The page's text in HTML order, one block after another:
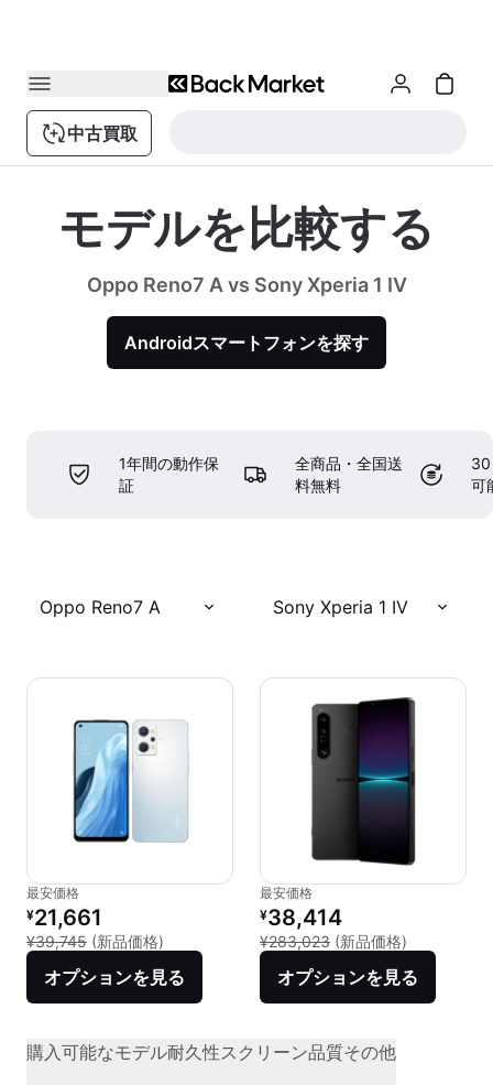
中古買取
モデルを比較する
Oppo Reno7 A vs Sony Xperia 1 IV
Androidスマートフォンを探す
1年間の動作保
証
全商品・全国送
料無料
30
可
Oppo Reno7 A Sony Xperia 1 IV
最安価格
リファービッシュ品の価格：
¥21,661
¥39,745 (新品価格) 新品との比較：¥39,745
オプションを見る
最安価格
リファービッシュ品の価格：
¥38,414
¥283,023 (新品価格)
オプションを見る
購入可能なモデル耐久性スクリーン品質その他